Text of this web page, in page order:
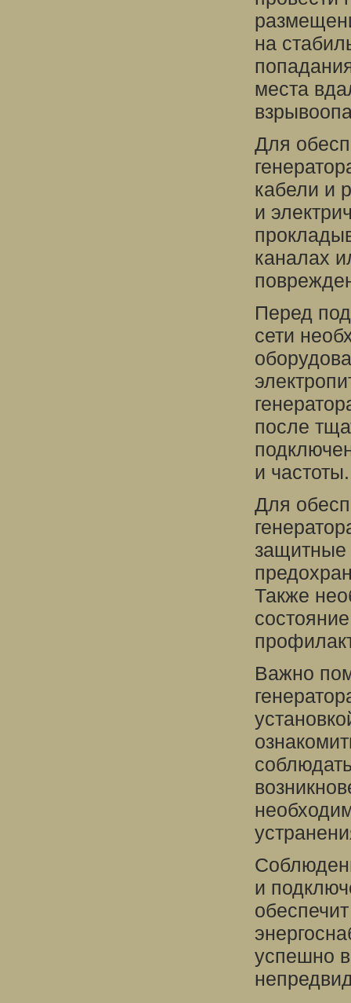
на
места
Для
кабели и
и
каналах
Перед
сети
после
и частоты.
Для
защитные
Также
Важно
и
успешно